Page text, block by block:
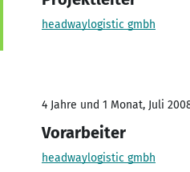
headwaylogistic gmbh
4 Jahre und 1 Monat, Juli
Vorarbeiter
headwaylogistic gmbh